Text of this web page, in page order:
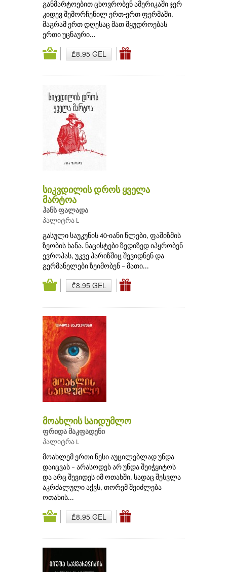
განმარტოებით ცხოვრობენ ამერიკაში ჯერ
კიდევ შემორჩენილ ერთ-ერთ ფერმაში,
მაგრამ ერთ დღესაც მათ მყუდროებას
ერთი უცნაური...
₾8.95 GEL
სიკვდილის დროს ყველა
მარტოა
ჰანს ფალადა
პალიტრა L
გასული საუკუნის 40-იანი წლები, ფაშიზმის
ზეობის ხანა. ნაცისტები ზედიზედ იპყრობენ
ევროპას, უკვე პარიზშიც შევიდნენ და
გერმანელები ზეიმობენ – მათი...
₾8.95 GEL
მოახლის საიდუმლო
ფრიდა მაკფადენი
პალიტრა L
მოახლემ ერთი წესი აუცილებლად უნდა
დაიცვას – არასოდეს არ უნდა შეიჭყიტოს
და არც შევიდეს იმ ოთახში, სადაც შესვლა
აკრძალული აქვს, თორემ შეიძლება
ოთახის...
₾8.95 GEL